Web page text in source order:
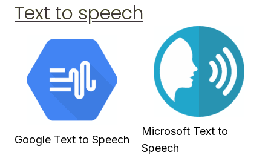
Text to speech
Google Text to Speech
Microsoft Text to
Speech